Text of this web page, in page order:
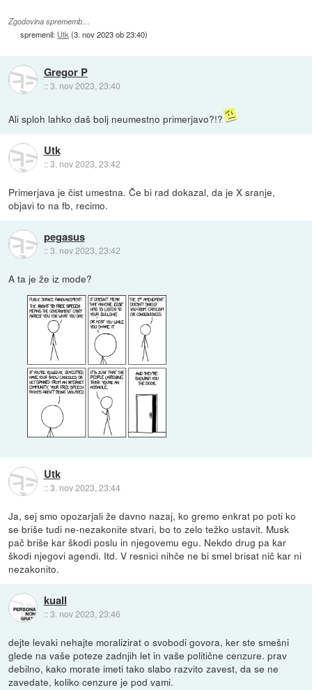
Zgodovina sprememb…
spremenil: Utk (3. nov 2023 ob 23:40)
Gregor P
::3. nov 2023, 23:40
Ali sploh lahko daš bolj neumestno primerjavo?!?
Utk
::3. nov 2023, 23:42
Primerjava je čist umestna. Če bi rad dokazal, da je X sranje,
objavi to na fb, recimo.
pegasus
::3. nov 2023, 23:42
A ta je že iz mode?
Utk
::3. nov 2023, 23:44
Ja, sej smo opozarjali že davno nazaj, ko gremo enkrat po poti ko
se briše tudi ne-nezakonite stvari, bo to zelo težko ustavit. Musk
pač briše kar škodi poslu in njegovemu egu. Nekdo drug pa kar
škodi njegovi agendi. Itd. V resnici nihče ne bi smel brisat nič kar ni
nezakonito.
kuall
::3. nov 2023, 23:46
dejte levaki nehajte moralizirat o svobodi govora, ker ste smešni
glede na vaše poteze zadnjih let in vaše politične cenzure. prav
debilno, kako morate imeti tako slabo razvito zavest, da se ne
zavedate, koliko cenzure je pod vami.